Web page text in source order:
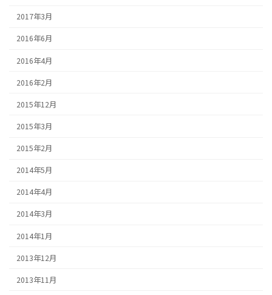
2017年3月
2016年6月
2016年4月
2016年2月
2015年12月
2015年3月
2015年2月
2014年5月
2014年4月
2014年3月
2014年1月
2013年12月
2013年11月